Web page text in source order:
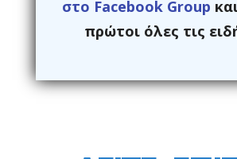
στο Facebook Group
πρώτοι όλες τις